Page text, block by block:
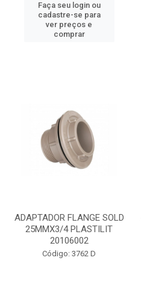
Faça seu login ou
cadastre-se para
ver preços e
comprar
ADAPTADOR FLANGE SOLD
25MMX3/4 PLASTILIT
20106002
Código: 3762 D